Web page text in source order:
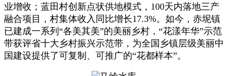
业增收；蓝田村创新点状供地模式，100天内落地三产
融合项目，村集体收入同比增长17.3%。如今，赤坭镇
已建成一系列“各美其美”的美丽乡村，“花漾年华”示范
带获评省十大乡村振兴示范带，为全国乡镇层级美丽中
国建设提供了可复制、可推广的“花都样本”。